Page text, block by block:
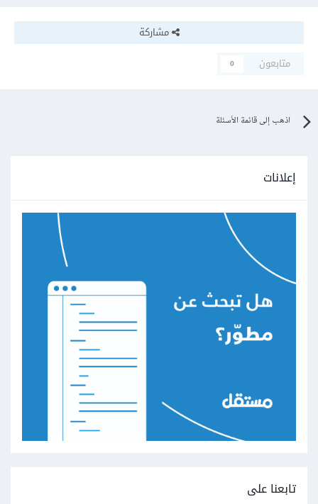
مشاركة
متابعون
0
اذهب إلى قائمة الأسئلة
إعلانات
تابعنا على